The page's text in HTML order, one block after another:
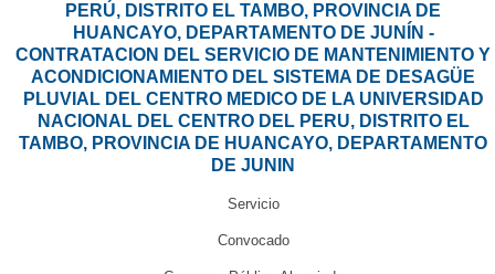
PERÚ, DISTRITO EL TAMBO, PROVINCIA DE
HUANCAYO, DEPARTAMENTO DE JUNÍN -
CONTRATACION DEL SERVICIO DE MANTENIMIENTO Y
ACONDICIONAMIENTO DEL SISTEMA DE DESAGÜE
PLUVIAL DEL CENTRO MEDICO DE LA UNIVERSIDAD
NACIONAL DEL CENTRO DEL PERU, DISTRITO EL
TAMBO, PROVINCIA DE HUANCAYO, DEPARTAMENTO
DE JUNIN
Servicio
Convocado